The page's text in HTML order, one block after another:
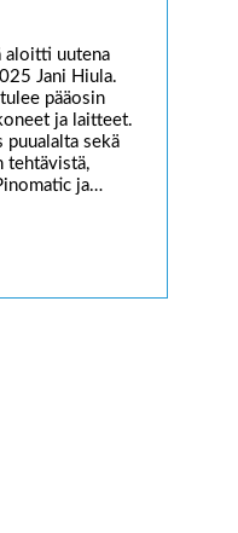
aloitti uutena
Jani Hiula.
pääosin
ja laitteet.
puualalta sekä
tehtävistä,
ja…